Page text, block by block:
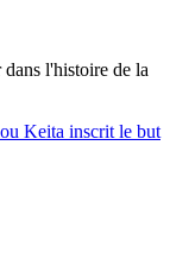
l'histoire de la
Keita inscrit le but